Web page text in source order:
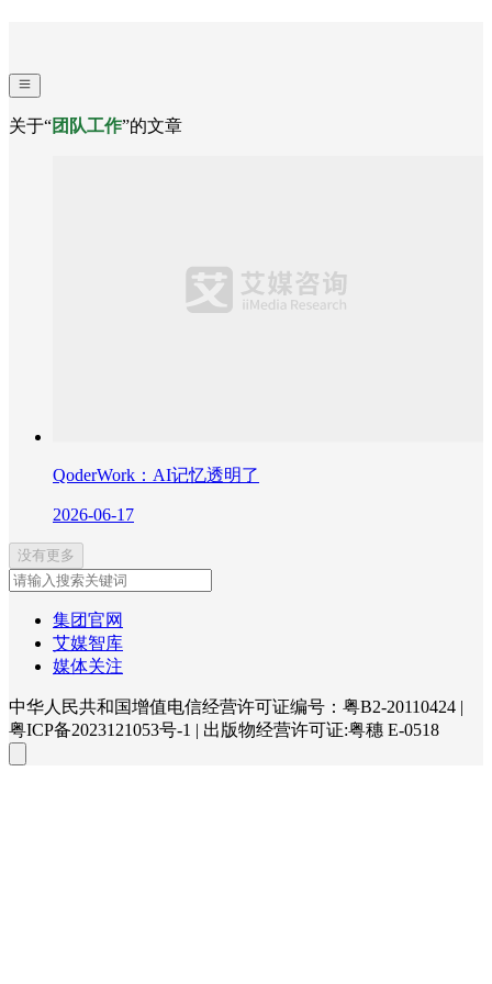
关于“团队工作”的文章
QoderWork：AI记忆透明了
2026-06-17
没有更多
集团官网
艾媒智库
媒体关注
中华人民共和国增值电信经营许可证编号：粤B2-20110424
粤ICP备2023121053号-1
出版物经营许可证:粤穗 E-0518